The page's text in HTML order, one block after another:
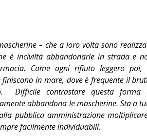
– che a loro volta sono
è inciviltà abbandonarle in strada e
Come ogni rifiuto leggero poi,
in mare, dove è frequente il
Difficile contrastare questa forma
abbandona le mascherine. Sta a
pubblica amministrazione
facilmente individuabili.